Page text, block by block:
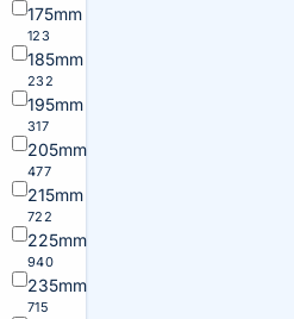
175mm
123
185mm
232
195mm
317
205mm
477
215mm
722
225mm
940
235mm
715